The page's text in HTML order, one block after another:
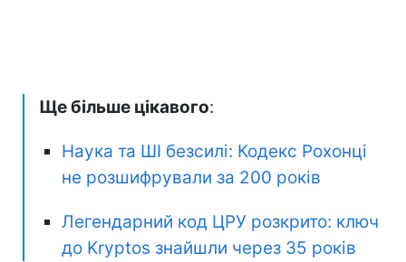
Ще більше цікавого:
Наука та ШІ безсилі: Кодекс Рохонці
не розшифрували за 200 років
Легендарний код ЦРУ розкрито: ключ
до Kryptos знайшли через 35 років